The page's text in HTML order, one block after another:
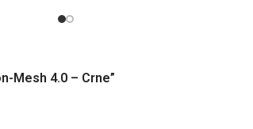
Mesh 4.0 – Crne”